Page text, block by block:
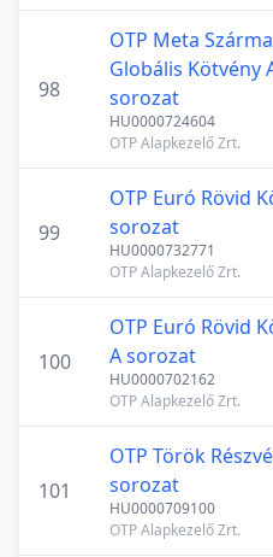
98
OTP Meta
Globális Kötvény
sorozat
HU0000724604
OTP Alapkezelő Zrt.
99
OTP Euró Rövid
sorozat
HU0000732771
OTP Alapkezelő Zrt.
100
OTP Euró Rövid
A sorozat
HU0000702162
OTP Alapkezelő Zrt.
101
OTP Török
sorozat
HU0000709100
OTP Alapkezelő Zrt.